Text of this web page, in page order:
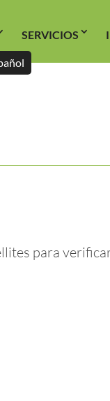
SERVICIOS
para